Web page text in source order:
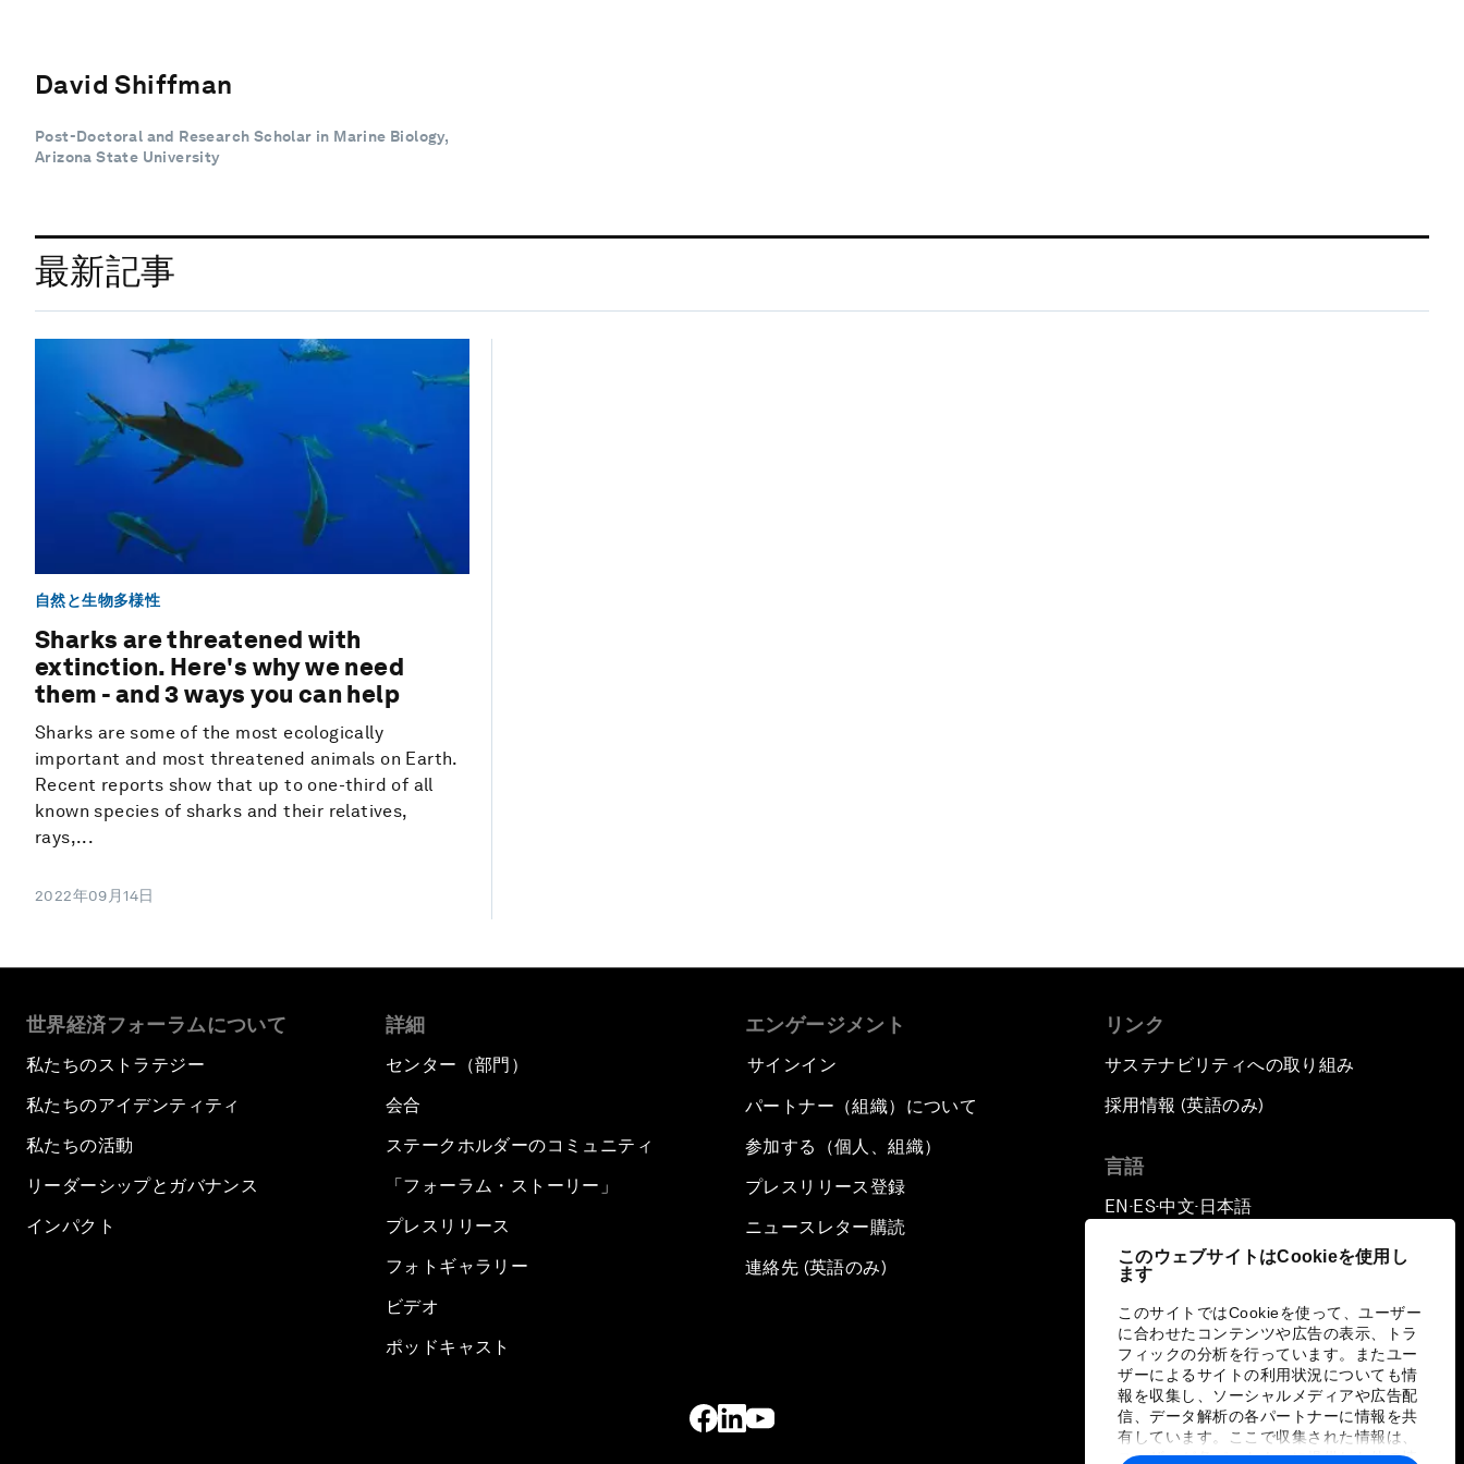
このウェブサイトはCookieを使用し
ます
このサイトではCookieを使って、ユーザー
に合わせたコンテンツや広告の表示、トラ
フィックの分析を行っています。またユー
ザーによるサイトの利用状況についても情
報を収集し、ソーシャルメディアや広告配
信、データ解析の各パートナーに情報を共
有しています。ここで収集された情報は、
ユーザーが各パートナーに提供した他の情
David Shiffman
Post-Doctoral and Research Scholar in Marine Biology,
Arizona State University
最新記事
自然と生物多様性
Sharks are threatened with
extinction. Here's why we need
them - and 3 ways you can help
Sharks are some of the most ecologically
important and most threatened animals on Earth.
Recent reports show that up to one-third of all
known species of sharks and their relatives,
rays,...
2022年09月14日
世界経済フォーラムについて
私たちのストラテジー
私たちのアイデンティティ
私たちの活動
リーダーシップとガバナンス
インパクト
詳細
センター（部門）
会合
ステークホルダーのコミュニティ
「フォーラム・ストーリー」
プレスリリース
フォトギャラリー
ビデオ
ポッドキャスト
エンゲージメント
サインイン
パートナー（組織）について
参加する（個人、組織）
プレスリリース登録
ニュースレター購読
連絡先 (英語のみ)
リンク
サステナビリティへの取り組み
採用情報 (英語のみ)
言語
EN ▪ ES▪中文▪ 日本語